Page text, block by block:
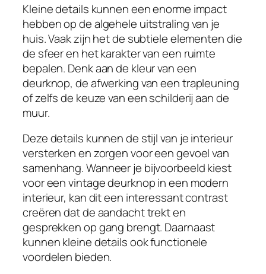
Kleine details kunnen een enorme impact
hebben op de algehele uitstraling van je
huis. Vaak zijn het de subtiele elementen die
de sfeer en het karakter van een ruimte
bepalen. Denk aan de kleur van een
deurknop, de afwerking van een trapleuning
of zelfs de keuze van een schilderij aan de
muur.
Deze details kunnen de stijl van je interieur
versterken en zorgen voor een gevoel van
samenhang. Wanneer je bijvoorbeeld kiest
voor een vintage deurknop in een modern
interieur, kan dit een interessant contrast
creëren dat de aandacht trekt en
gesprekken op gang brengt. Daarnaast
kunnen kleine details ook functionele
voordelen bieden.